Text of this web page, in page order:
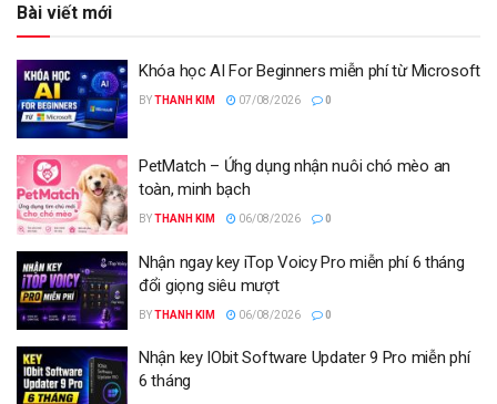
Bài viết mới
Khóa học AI For Beginners miễn phí từ Microsoft
BYTHANH KIM 07/08/2026 0
PetMatch – Ứng dụng nhận nuôi chó mèo an
toàn, minh bạch
BYTHANH KIM 06/08/2026 0
Nhận ngay key iTop Voicy Pro miễn phí 6 tháng
đổi giọng siêu mượt
BYTHANH KIM 06/08/2026 0
Nhận key IObit Software Updater 9 Pro miễn phí
6 tháng